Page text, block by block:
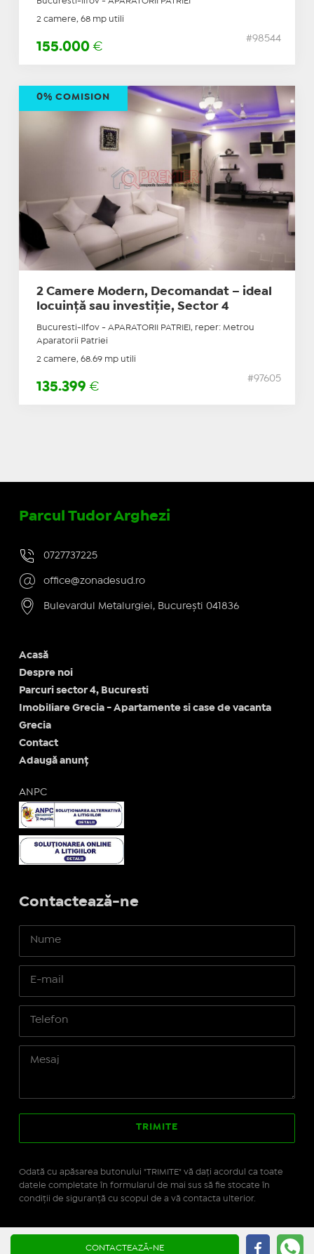
2 camere, 68 mp utili
155.000 €
#98544
2 Camere Modern, Decomandat – ideal
locuință sau investiție, Sector 4
Bucuresti-Ilfov - APARATORII PATRIEI, reper: Metrou
Aparatorii Patriei
2 camere, 68.69 mp utili
135.399 €
#97605
0% COMISION
CONTACTEAZĂ-NE
Parcul Tudor Arghezi
0727737225
office@zonadesud.ro
Bulevardul Metalurgiei, București 041836
Acasă
Despre noi
Parcuri sector 4, Bucuresti
Imobiliare Grecia - Apartamente si case de vacanta
Grecia
Contact
Adaugă anunț
ANPC
Contactează-ne
Odată cu apăsarea butonului "TRIMITE" vă daţi acordul ca toate
datele completate în formularul de mai sus să fie stocate în
condiţii de siguranţă cu scopul de a vă contacta ulterior.
IMOPEDIA.ro - Anunțuri